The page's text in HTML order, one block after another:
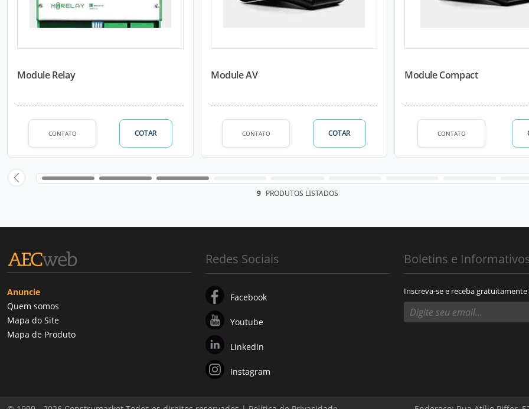
Module Relay
CONTATO COTAR
Module AV
CONTATO COTAR
Module Compact
CONTATO
9 PRODUTOS LISTADOS
Anuncie
Quem somos
Mapa do Site
Mapa de Produto
Redes Sociais
Facebook
Youtube
Linkedin
Instagram
Boletins e
Inscreva-se e receba gratuitamente